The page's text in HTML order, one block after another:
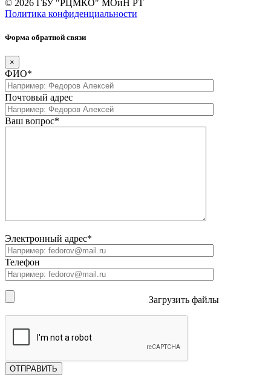
© 2026 ГБУ "РЦМКО" МОиН РТ
Политика конфиденциальности
Форма обратной связи
×
ФИО*
Почтовый адрес
Ваш вопрос*
Электронный адрес*
Телефон
Загрузить файлы